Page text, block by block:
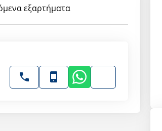
εξαρτήματα